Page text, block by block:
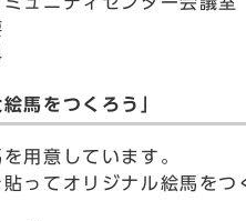
馬をつくろう」
用意しています。
ってオリジナル絵馬をつ